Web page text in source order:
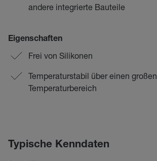
andere integrierte Bauteile
Eigenschaften
Frei von Silikonen
Temperaturstabil über einen großen
Temperaturbereich
Typische Kenndaten